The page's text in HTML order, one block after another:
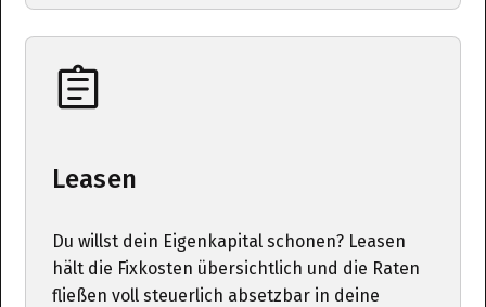
Leasen
Du willst dein Eigenkapital schonen? Leasen
hält die Fixkosten übersichtlich und die Raten
fließen voll steuerlich absetzbar in deine